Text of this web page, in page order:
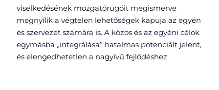
viselkedésének mozgatórugóit megismerve
megnyílik a végtelen lehetőségek kapuja az egyén
és szervezet számára is. A közös és az egyéni célok
egymásba „integrálása” hatalmas potenciált jelent,
és elengedhetetlen a nagyívű fejlődéshez.